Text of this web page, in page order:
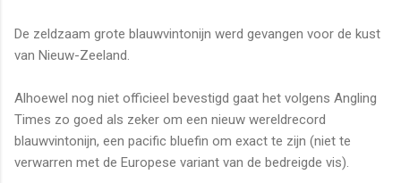
De zeldzaam grote blauwvintonijn werd gevangen voor de kust
van Nieuw-Zeeland.
Alhoewel nog niet officieel bevestigd gaat het volgens Angling
Times zo goed als zeker om een nieuw wereldrecord
blauwvintonijn, een pacific bluefin om exact te zijn (niet te
verwarren met de Europese variant van de bedreigde vis).